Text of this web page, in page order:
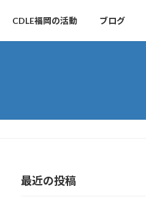
CDLE福岡の活動 ブログ
最近の投稿